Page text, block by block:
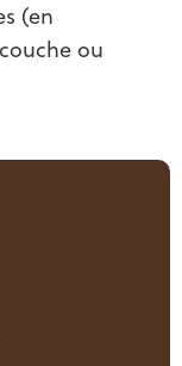
(en
ou